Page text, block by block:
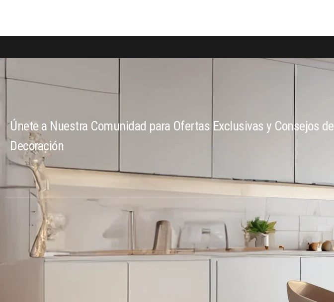
Únete a Nuestra Comunidad para Ofertas Exclusivas y Consejos de
Decoración